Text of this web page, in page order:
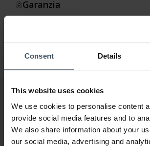
Consent Details
This website uses cookies
We use cookies to personalise content
provide social media features and to
We also share information about your
our social media, advertising and
Garanzia